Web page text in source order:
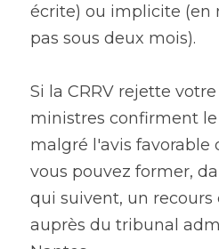
écrite) ou implicite (en
pas sous deux mois).
Si la CRRV rejette
ministres confirment le
malgré l'avis favorable
vous pouvez former,
qui suivent, un
auprès du tribunal